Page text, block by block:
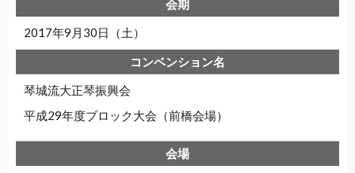
2017年9月30日（土）
琴城流大正琴振興会
平成29年度ブロック大会（前橋会場）